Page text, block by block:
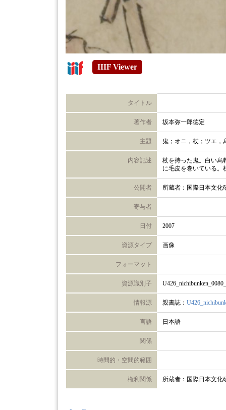
IIIF Viewer
タイトル
著作者 坂本弥一郎徳定
主題 鬼；オニ，杖；ツエ，
内容記述
杖を持った鬼。白い烏
に毛皮を巻いている。
公開者 所蔵者：国際日本文化
寄与者
日付 2007
資源タイプ 画像
フォーマット
資源識別子
情報源 親書誌：
言語 日本語
関係
時間的・空間的範囲
権利関係 所蔵者：国際日本文化